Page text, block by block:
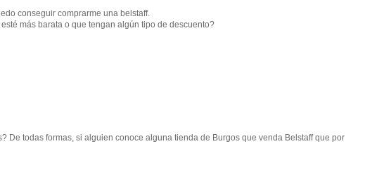
conseguir comprarme una belstaff.
más barata o que tengan algún tipo de descuento?
De todas formas, si alguien conoce alguna tienda de Burgos que venda Belstaff que por